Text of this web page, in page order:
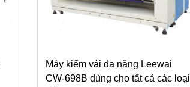
Máy kiểm vải đa năng Leewai
CW-698B dùng cho tất cả các loại